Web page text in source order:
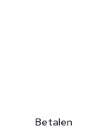
Betalen